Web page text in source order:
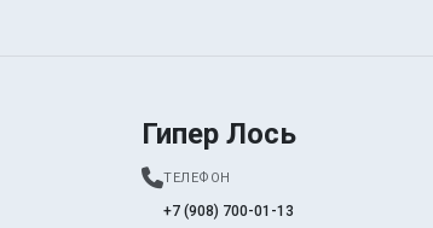
Гипер Лось
ТЕЛЕФОН
+7 (908) 700-01-13